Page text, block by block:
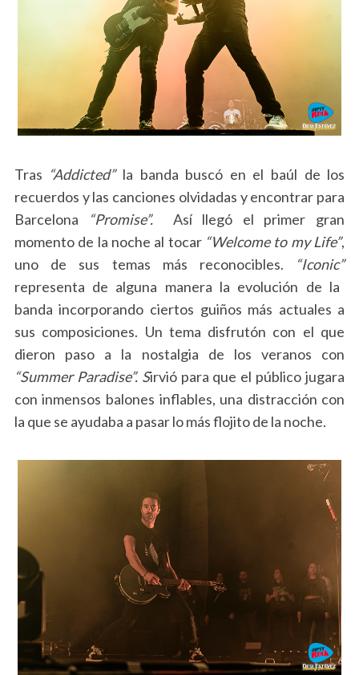
Tras “Addicted”la banda buscó en el baúl de los
recuerdos y las canciones olvidadas y encontrar para
Barcelona
“Promise”. Así llegó el primer gran
momento de la noche al tocar “Welcome to my Life”,
uno de sus temas más reconocibles.
“Iconic”
representa de alguna manera la evolución de la
banda incorporando ciertos guiños más actuales a
sus composiciones. Un tema disfrutón con el que
dieron paso a la nostalgia de los veranos con
“Summer Paradise”. Sirvió para que el público jugara
con inmensos balones inflables, una distracción con
la que se ayudaba a pasar lo más flojito de la noche.